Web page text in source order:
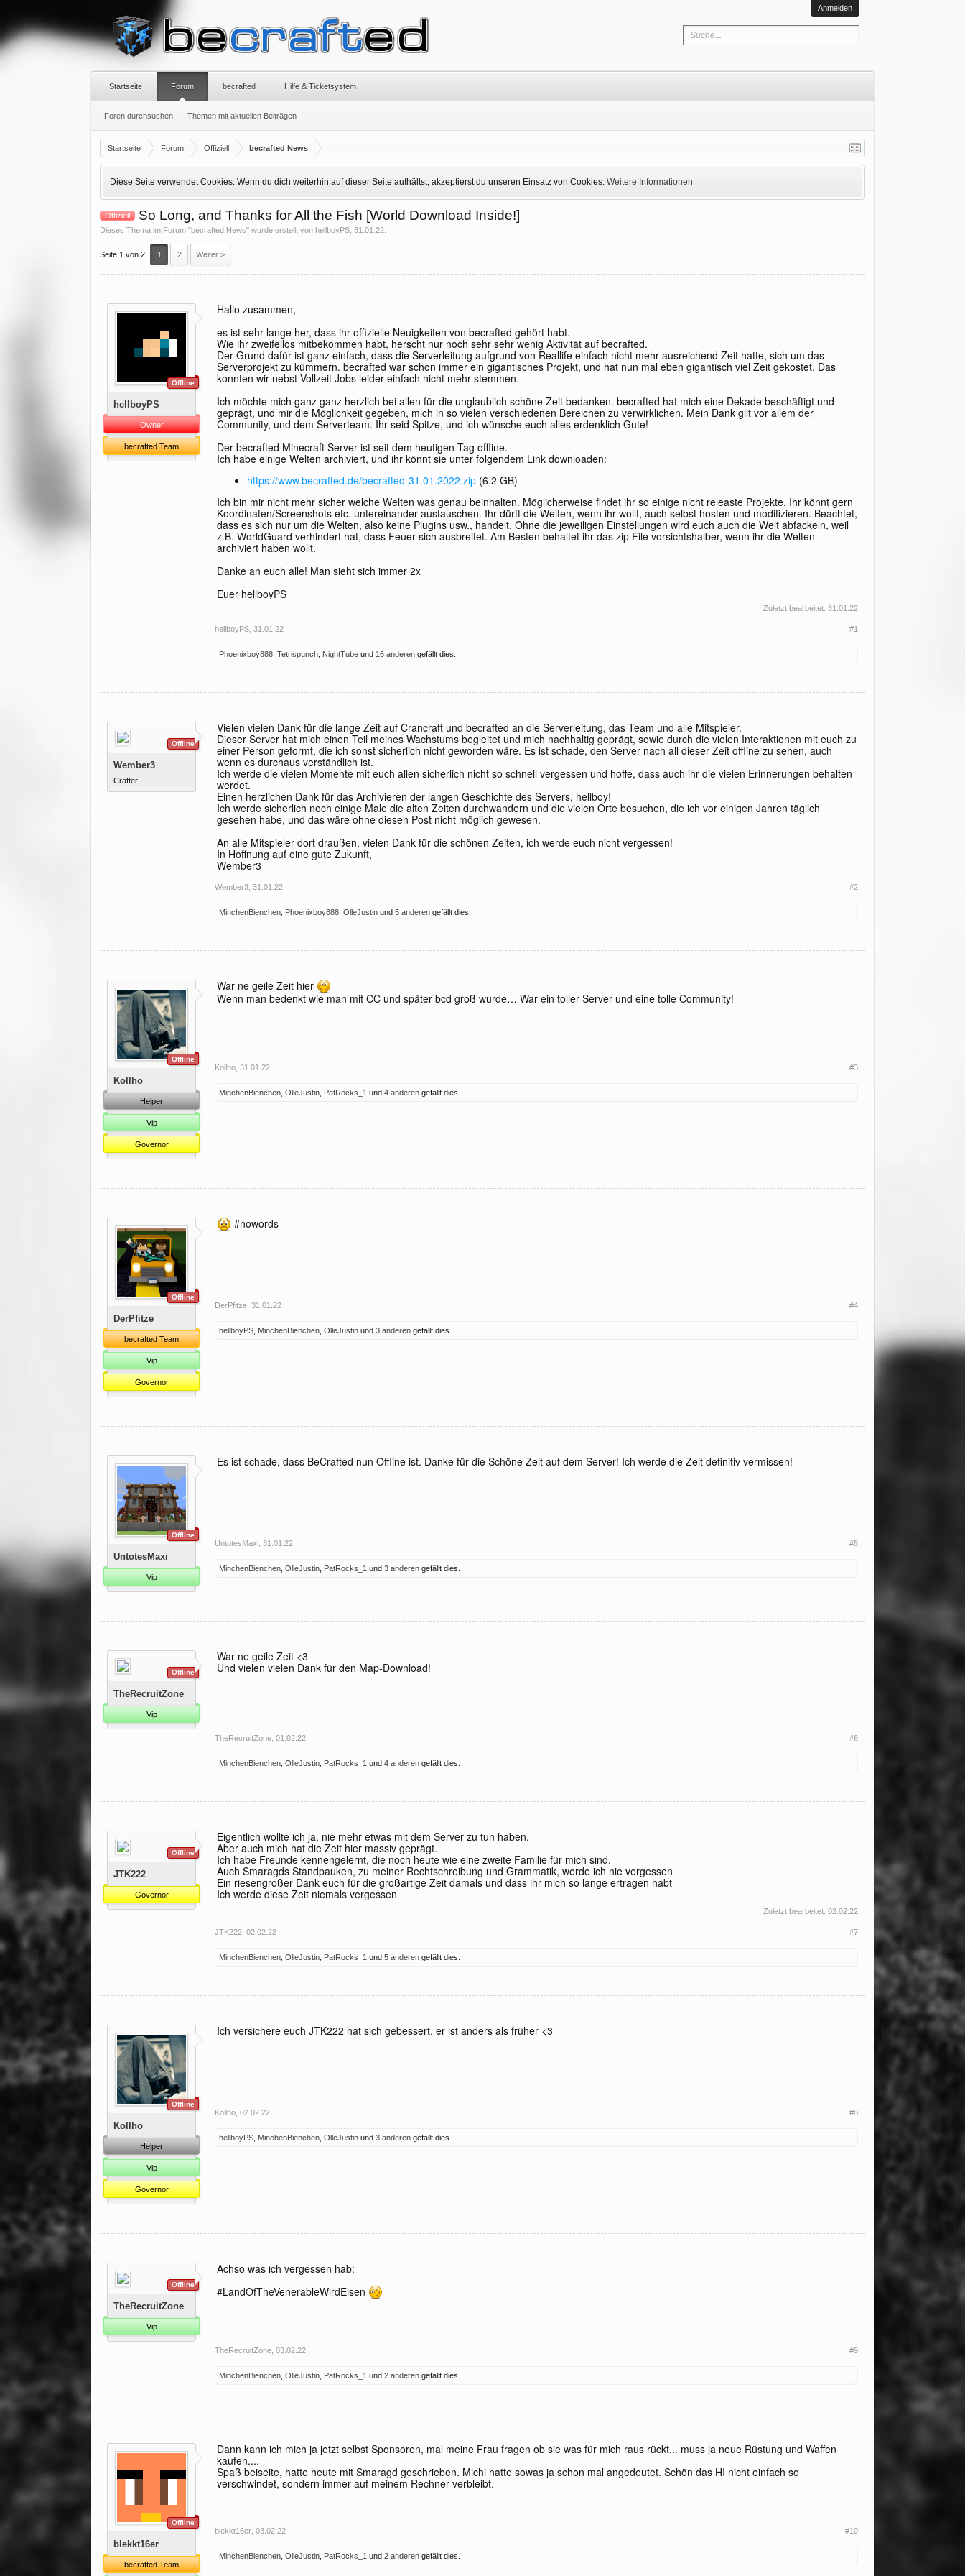
Anmelden
Startseite Forum Offiziell becrafted News
Diese Seite verwendet Cookies. Wenn du dich weiterhin auf dieser Seite aufhältst, akzeptierst du unseren Einsatz von Cookies. Weitere Informationen
Offiziell So Long, and Thanks for All the Fish [World Download Inside!]
Dieses Thema im Forum "becrafted News" wurde erstellt von hellboyPS 31.01.22
Seite 1 von 2 1 2 Weiter >
Offline
hellboyPS
Owner
becrafted Team
Hallo zusammen,
es ist sehr lange her, dass ihr offizielle Neuigkeiten von becrafted gehört habt.
Wie ihr zweifellos mitbekommen habt, herscht nur noch sehr sehr wenig Aktivität auf becrafted.
Der Grund dafür ist ganz einfach, dass die Serverleitung aufgrund von Reallife einfach nicht mehr ausreichend Zeit hatte, sich um das
Serverprojekt zu kümmern. becrafted war schon immer ein gigantisches Projekt, und hat nun mal eben gigantisch viel Zeit gekostet. Das
konnten wir nebst Vollzeit Jobs leider einfach nicht mehr stemmen.
Ich möchte mich ganz ganz herzlich bei allen für die unglaublich schöne Zeit bedanken. becrafted hat mich eine Dekade beschäftigt und
geprägt, und mir die Möglichkeit gegeben, mich in so vielen verschiedenen Bereichen zu verwirklichen. Mein Dank gilt vor allem der
Community, und dem Serverteam. Ihr seid Spitze, und ich wünsche euch alles erdenklich Gute!
Der becrafted Minecraft Server ist seit dem heutigen Tag offline.
Ich habe einige Welten archiviert, und ihr könnt sie unter folgendem Link downloaden:
https://www.becrafted.de/becrafted-31.01.2022.zip (6.2 GB)
Ich bin mir nicht mehr sicher welche Welten was genau beinhalten. Möglicherweise findet ihr so einige nicht releaste Projekte. Ihr könnt gern
Koordinaten/Screenshots etc. untereinander austauschen. Ihr dürft die Welten, wenn ihr wollt, auch selbst hosten und modifizieren. Beachtet,
dass es sich nur um die Welten, also keine Plugins usw., handelt. Ohne die jeweiligen Einstellungen wird euch auch die Welt abfackeln, weil
z.B. WorldGuard verhindert hat, dass Feuer sich ausbreitet. Am Besten behaltet ihr das zip File vorsichtshalber, wenn ihr die Welten
archiviert haben wollt.
Danke an euch alle! Man sieht sich immer 2x
Euer hellboyPS
Zuletzt bearbeitet: 31.01.22
hellboyPS 31.01.22 #1
Phoenixboy888 Tetrispunch NightTube und 16 anderen gefällt dies.
Offline
Wember3
Crafter
Vielen vielen Dank für die lange Zeit auf Crancraft und becrafted an die Serverleitung, das Team und alle Mitspieler.
Dieser Server hat mich einen Teil meines Wachstums begleitet und mich nachhaltig geprägt, sowie durch die vielen Interaktionen mit euch zu
einer Person geformt, die ich sonst sicherlich nicht geworden wäre. Es ist schade, den Server nach all dieser Zeit offline zu sehen, auch
wenn es durchaus verständlich ist.
Ich werde die vielen Momente mit euch allen sicherlich nicht so schnell vergessen und hoffe, dass auch ihr die vielen Erinnerungen behalten
werdet.
Einen herzlichen Dank für das Archivieren der langen Geschichte des Servers, hellboy!
Ich werde sicherlich noch einige Male die alten Zeiten durchwandern und die vielen Orte besuchen, die ich vor einigen Jahren täglich
gesehen habe, und das wäre ohne diesen Post nicht möglich gewesen.
An alle Mitspieler dort draußen, vielen Dank für die schönen Zeiten, ich werde euch nicht vergessen!
In Hoffnung auf eine gute Zukunft,
Wember3
Wember3 31.01.22 #2
MinchenBienchen Phoenixboy888 OlleJustin und 5 anderen gefällt dies.
Offline
Kollho
Helper
Vip
Governor
War ne geile Zeit hier
Wenn man bedenkt wie man mit CC und später bcd groß wurde… War ein toller Server und eine tolle Community!
Kollho 31.01.22 #3
MinchenBienchen OlleJustin PatRocks_1 und 4 anderen gefällt dies.
Offline
DerPfitze
becrafted Team
Vip
Governor
#nowords
DerPfitze 31.01.22 #4
hellboyPS MinchenBienchen OlleJustin und 3 anderen gefällt dies.
Offline
UntotesMaxi
Vip
Es ist schade, dass BeCrafted nun Offline ist. Danke für die Schöne Zeit auf dem Server! Ich werde die Zeit definitiv vermissen!
UntotesMaxi 31.01.22 #5
MinchenBienchen OlleJustin PatRocks_1 und 3 anderen gefällt dies.
Offline
TheRecruitZone
Vip
War ne geile Zeit <3
Und vielen vielen Dank für den Map-Download!
TheRecruitZone 01.02.22 #6
MinchenBienchen OlleJustin PatRocks_1 und 4 anderen gefällt dies.
Offline
JTK222
Governor
Eigentlich wollte ich ja, nie mehr etwas mit dem Server zu tun haben.
Aber auch mich hat die Zeit hier massiv geprägt.
Ich habe Freunde kennengelernt, die noch heute wie eine zweite Familie für mich sind.
Auch Smaragds Standpauken, zu meiner Rechtschreibung und Grammatik, werde ich nie vergessen
Ein riesengroßer Dank euch für die großartige Zeit damals und dass ihr mich so lange ertragen habt
Ich werde diese Zeit niemals vergessen
Zuletzt bearbeitet: 02.02.22
JTK222 02.02.22 #7
MinchenBienchen OlleJustin PatRocks_1 und 5 anderen gefällt dies.
Offline
Kollho
Helper
Vip
Governor
Ich versichere euch JTK222 hat sich gebessert, er ist anders als früher <3
Kollho 02.02.22 #8
hellboyPS MinchenBienchen OlleJustin und 3 anderen gefällt dies.
Offline
TheRecruitZone
Vip
Achso was ich vergessen hab:
#LandOfTheVenerableWirdEisen
TheRecruitZone 03.02.22 #9
MinchenBienchen OlleJustin PatRocks_1 und 2 anderen gefällt dies.
Offline
blekkt16er
becrafted Team
Dann kann ich mich ja jetzt selbst Sponsoren, mal meine Frau fragen ob sie was für mich raus rückt... muss ja neue Rüstung und Waffen
kaufen....
Spaß beiseite, hatte heute mit Smaragd geschrieben. Michi hatte sowas ja schon mal angedeutet. Schön das HI nicht einfach so
verschwindet, sondern immer auf meinem Rechner verbleibt.
blekkt16er 03.02.22 #10
MinchenBienchen OlleJustin PatRocks_1 und 2 anderen gefällt dies.
Startseite Forum
Foren durchsuchen Themen mit aktuellen Beiträgen
becrafted Hilfe & Ticketsystem